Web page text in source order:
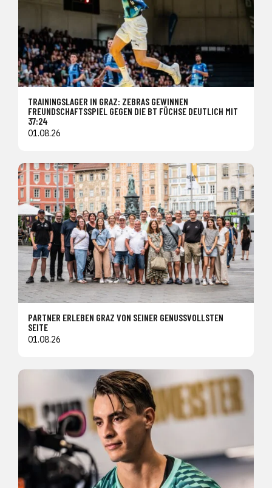
TRAININGSLAGER IN GRAZ: ZEBRAS GEWINNEN
FREUNDSCHAFTSSPIEL GEGEN DIE BT FÜCHSE DEUTLICH MIT
37:24
01.08.26
PARTNER ERLEBEN GRAZ VON SEINER GENUSSVOLLSTEN
SEITE
01.08.26